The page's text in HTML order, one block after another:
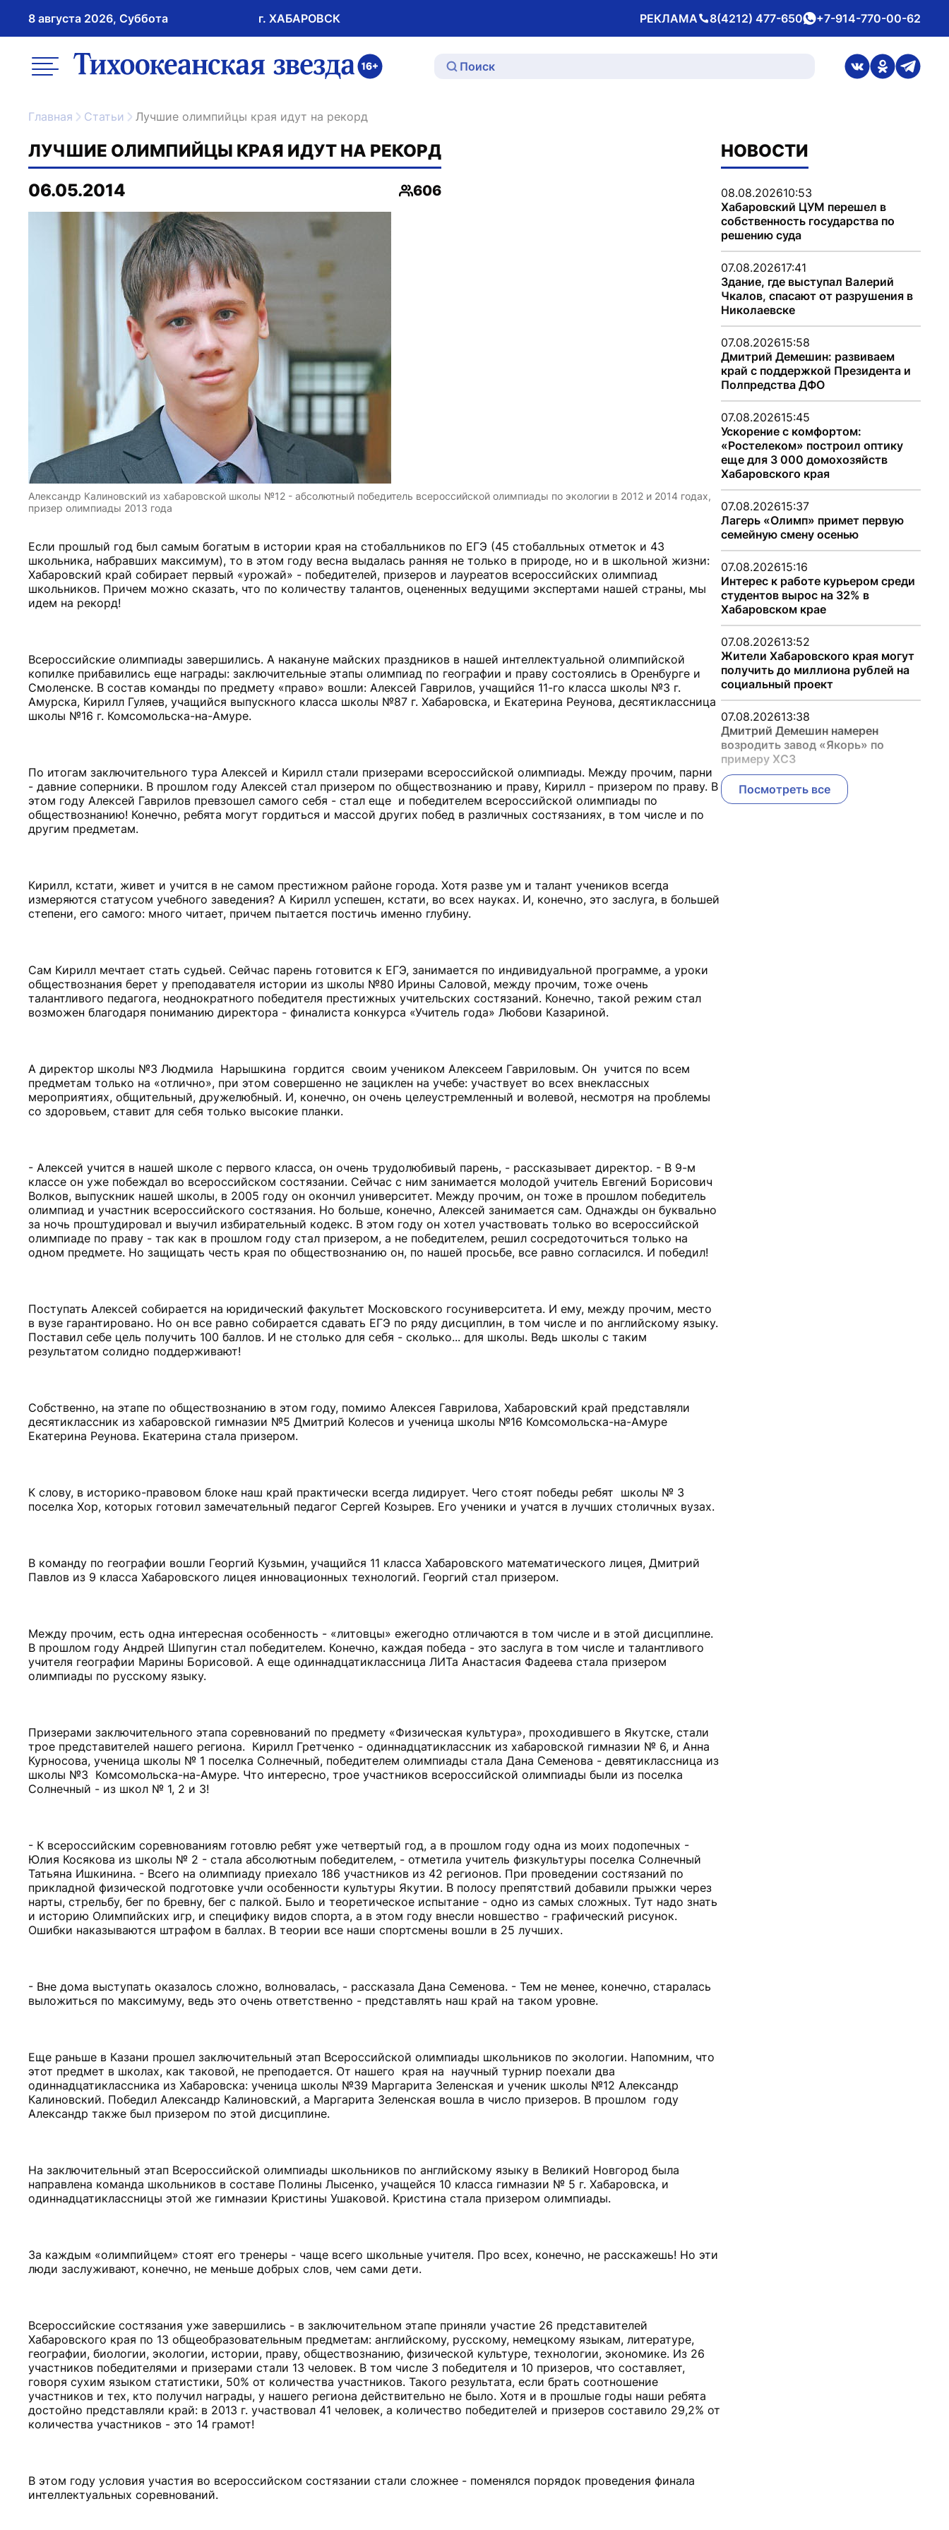
8 августа 2026, Суббота г. ХАБАРОВСК РЕКЛАМА
Телефон 8(4212) 477-650whatsApp
+7-914-770-00-62
меню ссылка на главную
ссылка на
ссылка на
Главная Статьи Лучшие олимпийцы края идут на рекорд
ЛУЧШИЕ ОЛИМПИЙЦЫ КРАЯ ИДУТ НА РЕКОРД
06.05.2014
Просмотры
606
Александр Калиновский из хабаровской школы №12 - абсолютный победитель всероссийской олимпиады по экологии в 2012 и 2014 годах,
призер олимпиады 2013 года
Если прошлый год был самым богатым в истории края на стобалльников по ЕГЭ (45 стобалльных отметок и 43
школьника, набравших максимум), то в этом году весна выдалась ранняя не только в природе, но и в школьной жизни:
Хабаровский край собирает первый «урожай» - победителей, призеров и лауреатов всероссийских олимпиад
школьников. Причем можно сказать, что по количеству талантов, оцененных ведущими экспертами нашей страны, мы
идем на рекорд!
Всероссийские олимпиады завершились. А накануне майских праздников в нашей интеллектуальной олимпийской
копилке прибавились еще награды: заключительные этапы олимпиад по географии и праву состоялись в Оренбурге и
Смоленске. В состав команды по предмету «право» вошли: Алексей Гаврилов, учащийся 11-го класса школы №3 г.
Амурска, Кирилл Гуляев, учащийся выпускного класса школы №87 г. Хабаровска, и Екатерина Реунова, десятиклассница
школы №16 г. Комсомольска-на-Амуре.
По итогам заключительного тура Алексей и Кирилл стали призерами всероссийской олимпиады. Между прочим, парни
- давние соперники. В прошлом году Алексей стал призером по обществознанию и праву, Кирилл - призером по праву. В
этом году Алексей Гаврилов превзошел самого себя - стал еще и победителем всероссийской олимпиады по
обществознанию! Конечно, ребята могут гордиться и массой других побед в различных состязаниях, в том числе и по
другим предметам.
Кирилл, кстати, живет и учится в не самом престижном районе города. Хотя разве ум и талант учеников всегда
измеряются статусом учебного заведения? А Кирилл успешен, кстати, во всех науках. И, конечно, это заслуга, в большей
степени, его самого: много читает, причем пытается постичь именно глубину.
Сам Кирилл мечтает стать судьей. Сейчас парень готовится к ЕГЭ, занимается по индивидуальной программе, а уроки
обществознания берет у преподавателя истории из школы №80 Ирины Саловой, между прочим, тоже очень
талантливого педагога, неоднократного победителя престижных учительских состязаний. Конечно, такой режим стал
возможен благодаря пониманию директора - финалиста конкурса «Учитель года» Любови Казариной.
А директор школы №3 Людмила Нарышкина гордится своим учеником Алексеем Гавриловым. Он учится по всем
предметам только на «отлично», при этом совершенно не зациклен на учебе: участвует во всех внеклассных
мероприятиях, общительный, дружелюбный. И, конечно, он очень целеустремленный и волевой, несмотря на проблемы
со здоровьем, ставит для себя только высокие планки.
- Алексей учится в нашей школе с первого класса, он очень трудолюбивый парень, - рассказывает директор. - В 9-м
классе он уже побеждал во всероссийском состязании. Сейчас с ним занимается молодой учитель Евгений Борисович
Волков, выпускник нашей школы, в 2005 году он окончил университет. Между прочим, он тоже в прошлом победитель
олимпиад и участник всероссийского состязания. Но больше, конечно, Алексей занимается сам. Однажды он буквально
за ночь проштудировал и выучил избирательный кодекс. В этом году он хотел участвовать только во всероссийской
олимпиаде по праву - так как в прошлом году стал призером, а не победителем, решил сосредоточиться только на
одном предмете. Но защищать честь края по обществознанию он, по нашей просьбе, все равно согласился. И победил!
Поступать Алексей собирается на юридический факультет Московского госуниверситета. И ему, между прочим, место
в вузе гарантировано. Но он все равно собирается сдавать ЕГЭ по ряду дисциплин, в том числе и по английскому языку.
Поставил себе цель получить 100 баллов. И не столько для себя - сколько... для школы. Ведь школы с таким
результатом солидно поддерживают!
Собственно, на этапе по обществознанию в этом году, помимо Алексея Гаврилова, Хабаровский край представляли
десятиклассник из хабаровской гимназии №5 Дмитрий Колесов и ученица школы №16 Комсомольска-на-Амуре
Екатерина Реунова. Екатерина стала призером.
К слову, в историко-правовом блоке наш край практически всегда лидирует. Чего стоят победы ребят школы № 3
поселка Хор, которых готовил замечательный педагог Сергей Козырев. Его ученики и учатся в лучших столичных вузах.
В команду по географии вошли Георгий Кузьмин, учащийся 11 класса Хабаровского математического лицея, Дмитрий
Павлов из 9 класса Хабаровского лицея инновационных технологий. Георгий стал призером.
Между прочим, есть одна интересная особенность - «литовцы» ежегодно отличаются в том числе и в этой дисциплине.
В прошлом году Андрей Шипугин стал победителем. Конечно, каждая победа - это заслуга в том числе и талантливого
учителя географии Марины Борисовой. А еще одиннадцатиклассница ЛИТа Анастасия Фадеева стала призером
олимпиады по русскому языку.
Призерами заключительного этапа соревнований по предмету «Физическая культура», проходившего в Якутске, стали
трое представителей нашего региона. Кирилл Гретченко - одиннадцатиклассник из хабаровской гимназии № 6, и Анна
Курносова, ученица школы № 1 поселка Солнечный, победителем олимпиады стала Дана Семенова - девятиклассница из
школы №3 Комсомольска-на-Амуре. Что интересно, трое участников всероссийской олимпиады были из поселка
Солнечный - из школ № 1, 2 и 3!
- К всероссийским соревнованиям готовлю ребят уже четвертый год, а в прошлом году одна из моих подопечных -
Юлия Косякова из школы № 2 - стала абсолютным победителем, - отметила учитель физкультуры поселка Солнечный
Татьяна Ишкинина. - Всего на олимпиаду приехало 186 участников из 42 регионов. При проведении состязаний по
прикладной физической подготовке учли особенности культуры Якутии. В полосу препятствий добавили прыжки через
нарты, стрельбу, бег по бревну, бег с палкой. Было и теоретическое испытание - одно из самых сложных. Тут надо знать
и историю Олимпийских игр, и специфику видов спорта, а в этом году внесли новшество - графический рисунок.
Ошибки наказываются штрафом в баллах. В теории все наши спортсмены вошли в 25 лучших.
- Вне дома выступать оказалось сложно, волновалась, - рассказала Дана Семенова. - Тем не менее, конечно, старалась
выложиться по максимуму, ведь это очень ответственно - представлять наш край на таком уровне.
Еще раньше в Казани прошел заключительный этап Всероссийской олимпиады школьников по экологии. Напомним, что
этот предмет в школах, как таковой, не преподается. От нашего края на научный турнир поехали два
одиннадцатиклассника из Хабаровска: ученица школы №39 Маргарита Зеленская и ученик школы №12 Александр
Калиновский. Победил Александр Калиновский, а Маргарита Зеленская вошла в число призеров. В прошлом году
Александр также был призером по этой дисциплине.
На заключительный этап Всероссийской олимпиады школьников по английскому языку в Великий Новгород была
направлена команда школьников в составе Полины Лысенко, учащейся 10 класса гимназии № 5 г. Хабаровска, и
одиннадцатиклассницы этой же гимназии Кристины Ушаковой. Кристина стала призером олимпиады.
За каждым «олимпийцем» стоят его тренеры - чаще всего школьные учителя. Про всех, конечно, не расскажешь! Но эти
люди заслуживают, конечно, не меньше добрых слов, чем сами дети.
Всероссийские состязания уже завершились - в заключительном этапе приняли участие 26 представителей
Хабаровского края по 13 общеобразовательным предметам: английскому, русскому, немецкому языкам, литературе,
географии, биологии, экологии, истории, праву, обществознанию, физической культуре, технологии, экономике. Из 26
участников победителями и призерами стали 13 человек. В том числе 3 победителя и 10 призеров, что составляет,
говоря сухим языком статистики, 50% от количества участников. Такого результата, если брать соотношение
участников и тех, кто получил награды, у нашего региона действительно не было. Хотя и в прошлые годы наши ребята
достойно представляли край: в 2013 г. участвовал 41 человек, а количество победителей и призеров составило 29,2% от
количества участников - это 14 грамот!
В этом году условия участия во всероссийском состязании стали сложнее - поменялся порядок проведения финала
интеллектуальных соревнований.
НОВОСТИ
08.08.202610:53
Хабаровский ЦУМ перешел в
собственность государства по
решению суда
07.08.202617:41
Здание, где выступал Валерий
Чкалов, спасают от разрушения в
Николаевске
07.08.202615:58
Дмитрий Демешин: развиваем
край с поддержкой Президента и
Полпредства ДФО
07.08.202615:45
Ускорение с комфортом:
«Ростелеком» построил оптику
еще для 3 000 домохозяйств
Хабаровского края
07.08.202615:37
Лагерь «Олимп» примет первую
семейную смену осенью
07.08.202615:16
Интерес к работе курьером среди
студентов вырос на 32% в
Хабаровском крае
07.08.202613:52
Жители Хабаровского края могут
получить до миллиона рублей на
социальный проект
07.08.202613:38
Дмитрий Демешин намерен
возродить завод «Якорь» по
примеру ХСЗ
Посмотреть все